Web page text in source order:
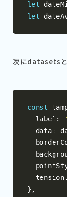
let
let
次にdatasetsと
const
  label
:
  data
:
  tension
:
},